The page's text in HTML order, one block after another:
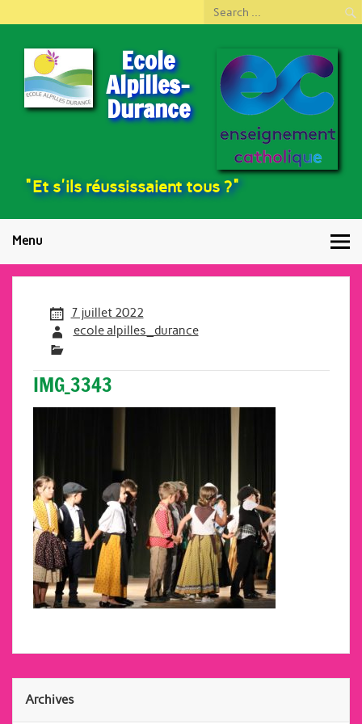
Ecole
Alpilles-
Durance
"Et s'ils réussissaient tous ?"
Menu
7 juillet 2022
ecole alpilles_durance
IMG_3343
Archives